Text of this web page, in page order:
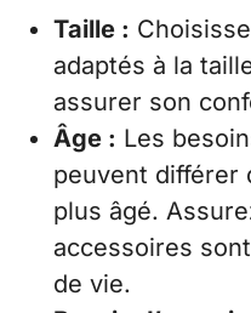
Taille :
adaptés à la
assurer son
Âge : Les
peuvent différer
plus âgé.
accessoires
de vie.